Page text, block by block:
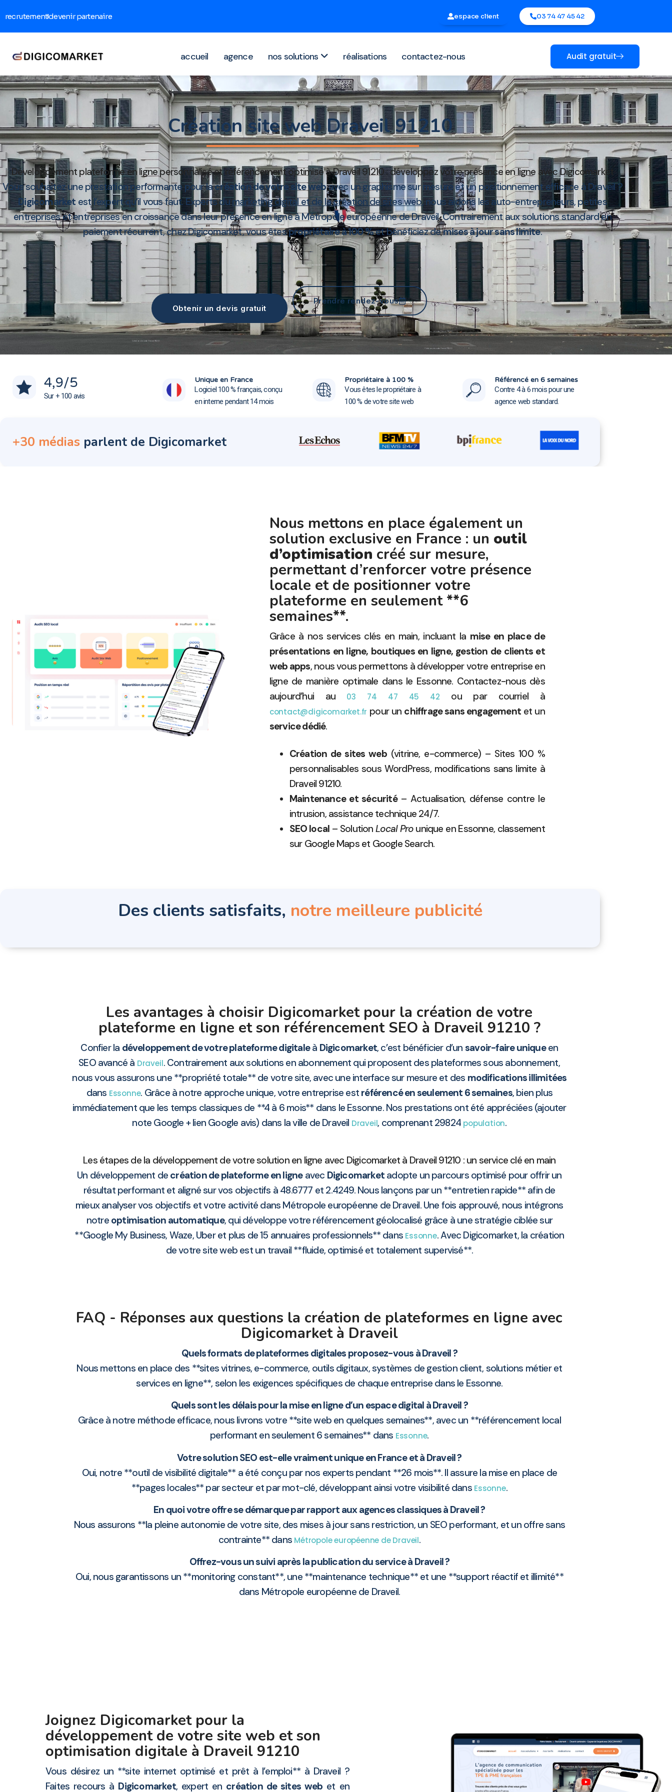
recrutementdevenir partenaire espace client 03 74 47 45 42
accueil agence nos solutions réalisations contactez-nous Audit gratuit
Création site web Draveil 91210
Développement plateforme en ligne personnalisé et référencement optimisé à Draveil 91210 : développez votre présence en ligne avec Digicomarket
Vous souhaitez une prestation performante pour lacréation de votre site webavec un graphisme sur mesure et un positionnement efficace à Draveil ?
Digicomarket est l’expert qu’il vous faut. Experts dumarketing digital et de la création de sites web, nous aidons les auto-entrepreneurs, petites
entreprises et entreprises en croissance dans leur présence en ligne à Métropole européenne de Draveil. Contrairement aux solutions standard en
paiement récurrent, chez Digicomarket, vous êtespropriétaire à 100 %et bénéficiez demises à jour sans limite.
Création site web Draveil 91210
Obtenir un devis gratuit
Création site web Draveil 91210
Création site web Draveil 91210
Prendre rendez-vous
Création site web Draveil 91210
Création site web Draveil 91210
4,9/5
Sur + 100 avis
Unique en France
Logiciel 100 % français, conçu
en interne pendant 14 mois
Propriétaire à 100 %
Vous êtes le propriétaire à
100 % de votre site web
Référencé en 6 semaines
Contre 4 à 6 mois pour une
agence web standard.
+30 médias parlent de Digicomarket
Nous mettons en place également un
solution exclusive en France : un outil
d’optimisation créé sur mesure,
permettant d’renforcer votre présence
locale et de positionner votre
plateforme en seulement **6
semaines**.
Grâce à nos services clés en main, incluant la mise en place de
présentations en ligne, boutiques en ligne, gestion de clients et
web apps, nous vous permettons à développer votre entreprise en
ligne de manière optimale dans le Essonne. Contactez-nous dès
aujourd’hui au
03 74 47 45 42 ou par courriel à
contact@digicomarket.fr pour un chiffrage sans engagement et un
service dédié.
Création de sites web(vitrine, e-commerce) – Sites 100 %
personnalisables sous WordPress, modifications sans limite à
Draveil 91210.
Maintenance et sécurité– Actualisation, défense contre le
intrusion, assistance technique 24/7.
SEO local – SolutionLocal Prounique en Essonne, classement
sur Google Maps et Google Search.
Des clients satisfaits, notre meilleure publicité
Les avantages à choisir Digicomarket pour la création de votre
plateforme en ligne et son référencement SEO à Draveil 91210 ?
Confier la développement de votre plateforme digitaleà Digicomarket, c’est bénéficier d’un savoir-faire uniqueen
SEO avancé à Draveil. Contrairement aux solutions en abonnement qui proposent des plateformes sous abonnement,
nous vous assurons une **propriété totale** de votre site, avec une interface sur mesure et des modifications illimitées
dans Essonne. Grâce à notre approche unique, votre entreprise est référencé en seulement 6 semaines, bien plus
immédiatement que les temps classiques de **4 à 6 mois** dans le Essonne. Nos prestations ont été appréciées (ajouter
note Google + lien Google avis) dans la ville de Draveil Draveil, comprenant 29824 population.
Les étapes de la développement de votre solution en ligne avec Digicomarket à Draveil 91210 : un service clé en main
Un développement de création de plateforme en ligneavec Digicomarket adopte un parcours optimisé pour offrir un
résultat performant et aligné sur vos objectifs à 48.6777 et 2.4249. Nous lançons par un **entretien rapide** afin de
mieux analyser vos objectifs et votre activité dans Métropole européenne de Draveil. Une fois approuvé, nous intégrons
notre optimisation automatique, qui développe votre référencement géolocalisé grâce à une stratégie ciblée sur
**Google My Business, Waze, Uber et plus de 15 annuaires professionnels** dans Essonne. Avec Digicomarket, la création
de votre site web est un travail **fluide, optimisé et totalement supervisé**.
FAQ - Réponses aux questions la création de plateformes en ligne avec
Digicomarket à Draveil
Quels formats de plateformes digitales proposez-vous à Draveil ?
Nous mettons en place des **sites vitrines, e-commerce, outils digitaux, systèmes de gestion client, solutions métier et
services en ligne**, selon les exigences spécifiques de chaque entreprise dans le Essonne.
Quels sont les délais pour la mise en ligne d’un espace digital à Draveil ?
Grâce à notre méthode efficace, nous livrons votre **site web en quelques semaines**, avec un **référencement local
performant en seulement 6 semaines** dans Essonne.
Votre solution SEO est-elle vraiment unique en France et à Draveil ?
Oui, notre **outil de visibilité digitale** a été conçu par nos experts pendant **26 mois**. Il assure la mise en place de
**pages locales** par secteur et par mot-clé, développant ainsi votre visibilité dans Essonne.
En quoi votre offre se démarque par rapport aux agences classiques à Draveil ?
Nous assurons **la pleine autonomie de votre site, des mises à jour sans restriction, un SEO performant, et un offre sans
contrainte** dans Métropole européenne de Draveil.
Offrez-vous un suivi après la publication du service à Draveil ?
Oui, nous garantissons un **monitoring constant**, une **maintenance technique** et une **support réactif et illimité**
dans Métropole européenne de Draveil.
Joignez Digicomarket pour la
développement de votre site web et son
optimisation digitale à Draveil 91210
Vous désirez un **site internet optimisé et prêt à l’emploi** à Draveil ?
Faites recours à Digicomarket, expert en création de sites web et en